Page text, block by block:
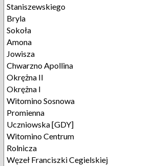
Staniszewskiego
Bryla
Sokoła
Amona
Jowisza
Chwarzno Apollina
Okrężna II
Okrężna I
Witomino Sosnowa
Promienna
Uczniowska [GDY]
Witomino Centrum
Rolnicza
Węzeł Franciszki Cegielskiej